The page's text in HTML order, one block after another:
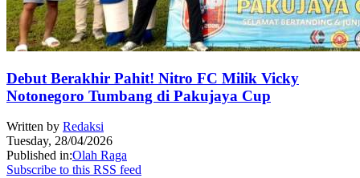
Debut Berakhir Pahit! Nitro FC Milik Vicky
Notonegoro Tumbang di Pakujaya Cup
Written by Redaksi
Tuesday, 28/04/2026
Published in:Olah Raga
Subscribe to this RSS feed